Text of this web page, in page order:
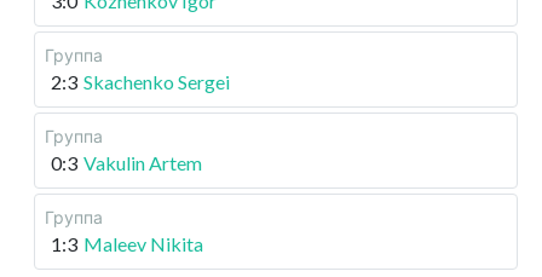
Группа
2:3 Skachenko Sergei
Группа
0:3 Vakulin Artem
Группа
1:3 Maleev Nikita